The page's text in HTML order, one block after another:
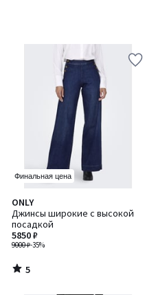
Финальная цена
ONLY
Джинсы широкие с высокой
посадкой
9000 ₽-35%
5850 ₽
5
/
5
5
/